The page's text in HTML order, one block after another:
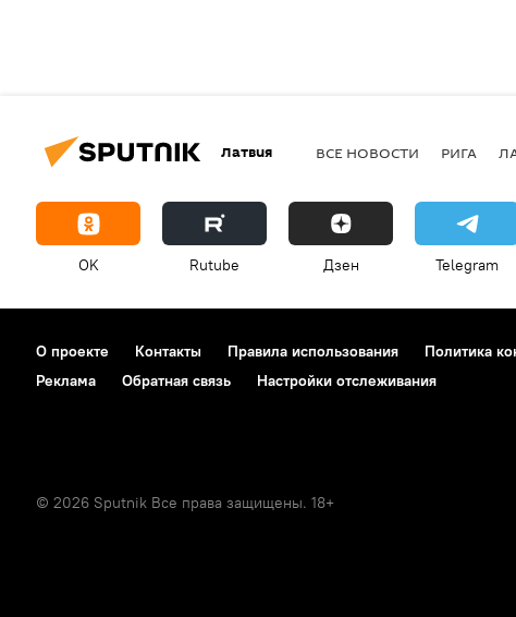
Латвия ВСЕ НОВОСТИ РИГА
OK Rutube Дзен Telegram
О проекте Контакты Правила использования Политика
Реклама
Обратная связь Настройки отслеживания
© 2026 Sputnik Все права защищены. 18+